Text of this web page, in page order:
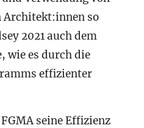
Architekt:innen so
2021 auch dem
wie es durch die
effizienter
seine Effizienz